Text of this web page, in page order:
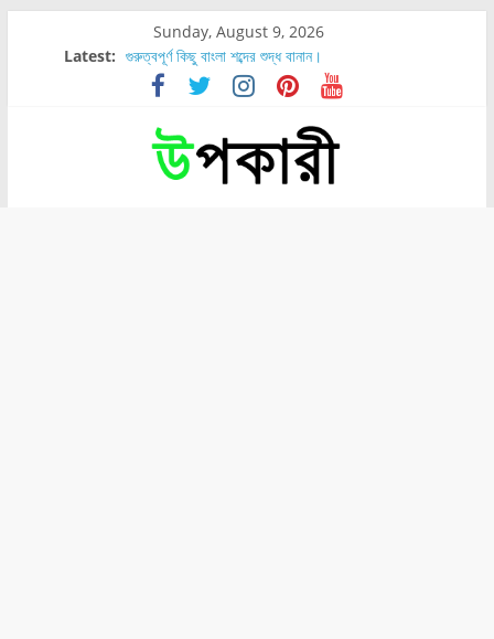
Sunday, August 9, 2026
Latest: গুরুত্বপূর্ণ কিছু বাংলা শব্দের শুদ্ধ বানান।
শরীরের কোন অংশে বেডসোর বেশি হয়?
নাসাল টিউব কতদিন রাখা যায়?
রোগীর পিঠ, কোমর এবং পায়ে বেডসোর দেখা গেলে করণীয় কি?
পার্সিমন ফলের স্বাস্থ্য ও পুষ্টি উপকারিতা।